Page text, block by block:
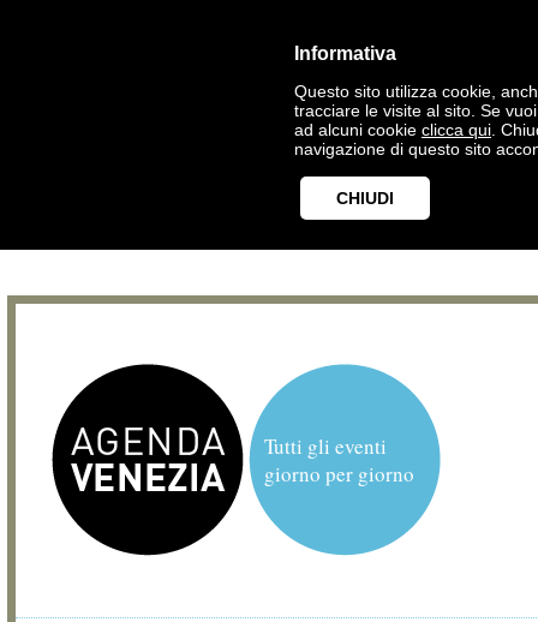
Informativa
Questo sito utilizza cookie,
tracciare le visite al sito. Se
ad alcuni cookie clicca qui .
navigazione di questo sito
CHIUDI
Tutti gli eventi
giorno per giorno